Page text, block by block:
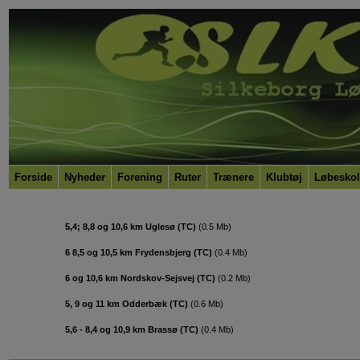
Forside Nyheder Forening Ruter Trænere Klubtøj
5,4; 8,8 og 10,6 km Uglesø (TC) (0.5 Mb)
6 8,5 og 10,5 km Frydensbjerg (TC) (0.4 Mb)
6 og 10,6 km Nordskov-Sejsvej (TC) (0.2 Mb)
5, 9 og 11 km Odderbæk (TC) (0.6 Mb)
5,6 - 8,4 og 10,9 km Brassø (TC) (0.4 Mb)